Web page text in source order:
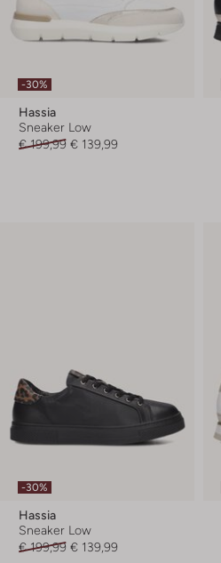
-30%
Hassia
Sneaker Low
€ 199,99 € 139,99
-30%
Hassia
Sneaker Low
€ 199,99 € 139,99